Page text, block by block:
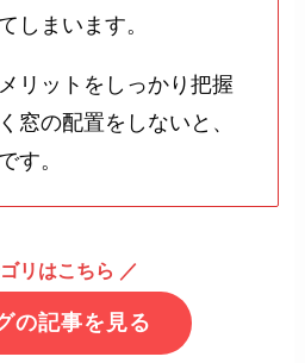
しまいます。
リットをしっかり把握
窓の配置をしないと、
す。
リはこちら ／
の記事を見る